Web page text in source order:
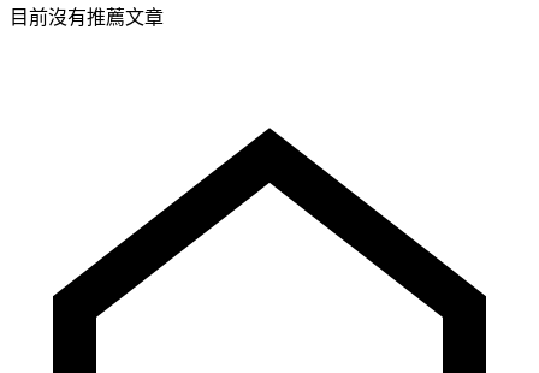
目前沒有推薦文章